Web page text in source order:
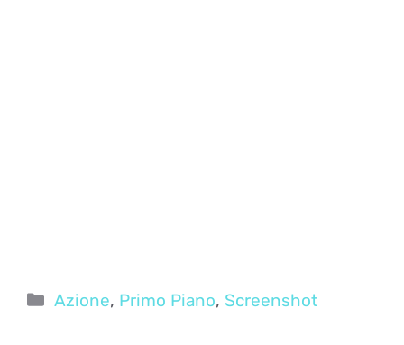
Categorie
Azione, Primo Piano, Screenshot